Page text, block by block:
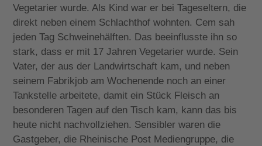
Vegetarier wurde. Als Kind war er bei Tageseltern, die
direkt neben einem Schlachthof wohnten. Cem sah
jeden Tag Schweinehälften. Das beeinflusste ihn so
stark, dass er mit 17 Jahren Vegetarier wurde. Sein
Vater, der aus der Landwirtschaft kam, und neben
seinem Fabrikjob am Wochenende noch an einer
Tankstelle arbeitete, damit ein Stück Fleisch an
besonderen Tagen auf den Tisch kam, kann das bis
heute nicht nachvollziehen. Sensibler waren die
Gastgeber, die Rheinische Post Mediengruppe, die